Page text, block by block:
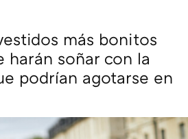
más bonitos
harán soñar con la
podrían agotarse en